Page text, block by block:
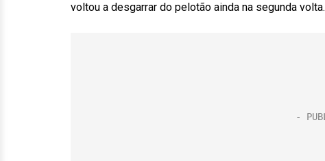
voltou a desgarrar do pelotão ainda na segunda volta.